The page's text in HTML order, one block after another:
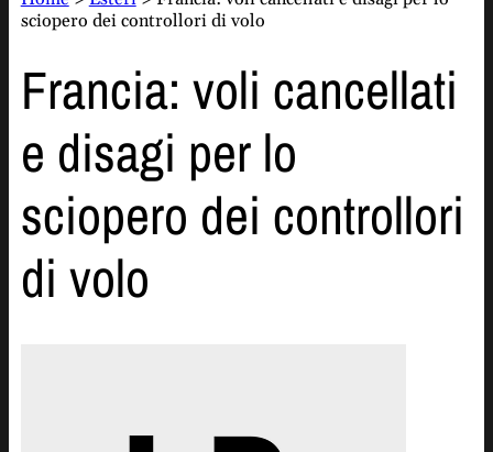
sciopero dei controllori di volo
Francia: voli cancellati
e disagi per lo
sciopero dei controllori
di volo